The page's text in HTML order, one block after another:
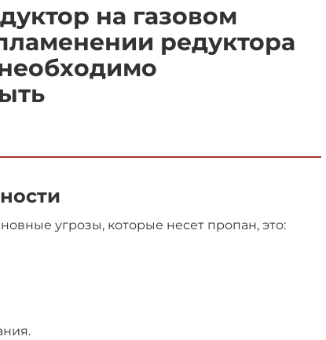
на газовом
редуктора
угрозы, которые несет пропан, это: